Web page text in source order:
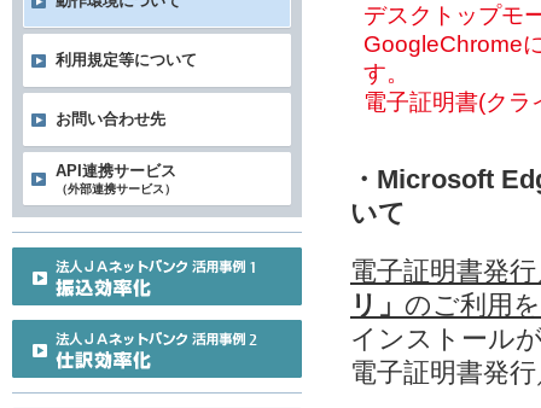
デスクトップモ
GoogleChrome
す。
電子証明書(ク
・Microsoft
いて
電子証明書発
リ」 のご利用
インストール
電子証明書発
利用規定等について
お問い合わせ先
API連携サービス
（外部連携サービス）